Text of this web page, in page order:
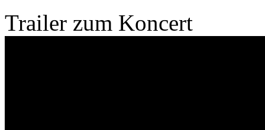
Trailer zum Koncert